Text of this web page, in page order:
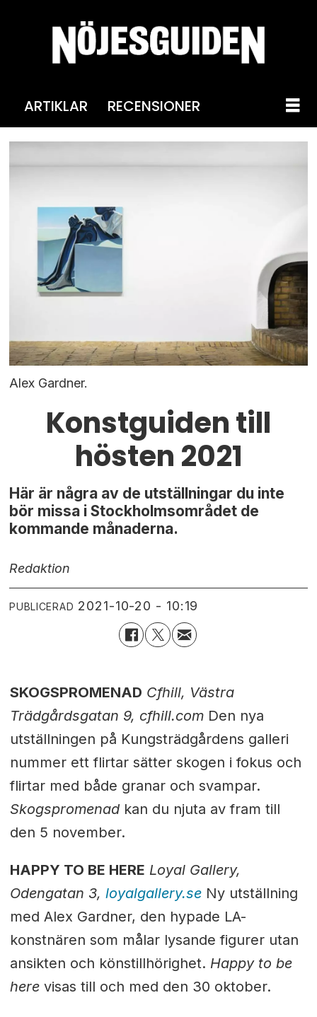
ARTIKLAR RECENSIONER
Alex Gardner.
Konstguiden till
hösten 2021
Här är några av de utställningar du inte
bör missa i Stockholmsområdet de
kommande månaderna.
Redaktion
PUBLICERAD 2021-10-20 - 10:19
SKOGSPROMENAD Cfhill, Västra
Trädgårdsgatan 9, cfhill.comDen nya
utställningen på Kungsträdgårdens galleri
nummer ett flirtar sätter skogen i fokus och
flirtar med både granar och svampar.
Skogspromenadkan du njuta av fram till
den 5 november.
HAPPY TO BE HERE Loyal Gallery,
Odengatan 3, loyalgallery.seNy utställning
med Alex Gardner, den hypade LA-
konstnären som målar lysande figurer utan
ansikten och könstillhörighet. Happy to be
herevisas till och med den 30 oktober.